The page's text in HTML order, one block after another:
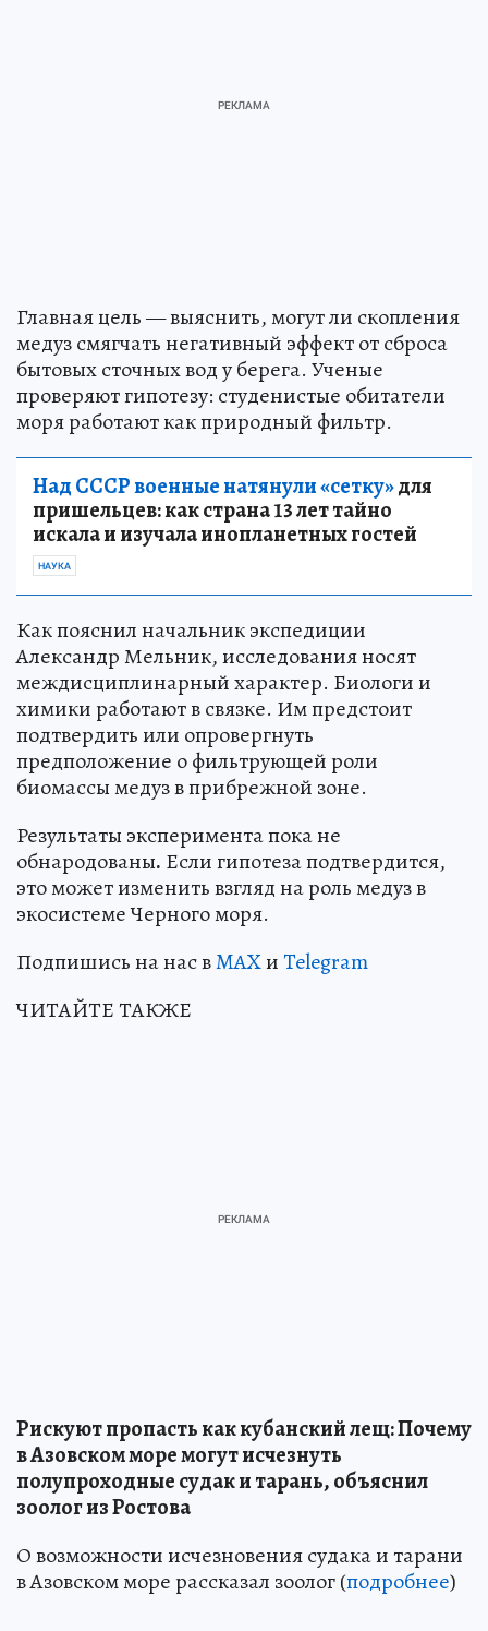
Главная цель — выяснить, могут ли скопления
медуз смягчать негативный эффект от сброса
бытовых сточных вод у берега. Ученые
проверяют гипотезу: студенистые обитатели
моря работают как природный фильтр.
Над СССР военные натянули «сетку»для
пришельцев: как страна 13 лет тайно
искала и изучала инопланетных гостей
НАУКА
Как пояснил начальник экспедиции
Александр Мельник, исследования носят
междисциплинарный характер. Биологи и
химики работают в связке. Им предстоит
подтвердить или опровергнуть
предположение о фильтрующей роли
биомассы медуз в прибрежной зоне.
Результаты эксперимента пока не
обнародованы. Если гипотеза подтвердится,
это может изменить взгляд на роль медуз в
экосистеме Черного моря.
Подпишись на нас вMAXиTelegram
ЧИТАЙТЕ ТАКЖЕ
Рискуют пропасть как кубанский лещ: Почему
в Азовском море могут исчезнуть
полупроходные судак и тарань, объяснил
зоолог из Ростова
О возможности исчезновения судака и тарани
в Азовском море рассказал зоолог (подробнее)